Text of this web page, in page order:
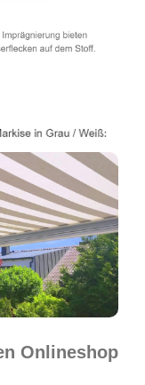
Onlineshop